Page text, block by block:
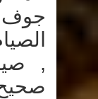
,